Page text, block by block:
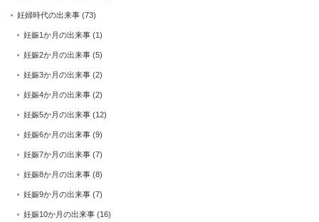
妊婦時代の出来事 (73)
妊娠1か月の出来事 (1)
妊娠2か月の出来事 (5)
妊娠3か月の出来事 (2)
妊娠4か月の出来事 (2)
妊娠5か月の出来事 (12)
妊娠6か月の出来事 (9)
妊娠7か月の出来事 (7)
妊娠8か月の出来事 (8)
妊娠9か月の出来事 (7)
妊娠10か月の出来事 (16)